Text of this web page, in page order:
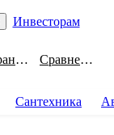
Инвесторам
Избранное Сравнение
Сантехника